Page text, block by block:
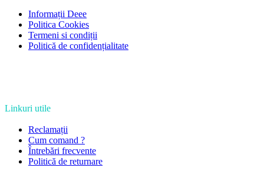
Informații Deee
Politica Cookies
Termeni si condiții
Politică de confidențialitate
Linkuri utile
Reclamații
Cum comand ?
Întrebări frecvente
Politică de returnare